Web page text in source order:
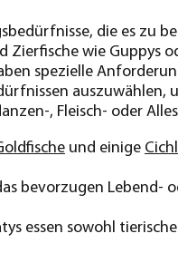
die es zu
Zierfische wie Guppys
spezielle
auszuwählen,
, Fleisch- oder
und einige
bevorzugen
essen sowohl